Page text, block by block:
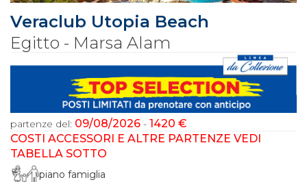
Veraclub Utopia Beach
Egitto - Marsa Alam
partenze del: 09/08/2026 - 1420 €
COSTI ACCESSORI E ALTRE PARTENZE VEDI
TABELLA SOTTO
piano famiglia